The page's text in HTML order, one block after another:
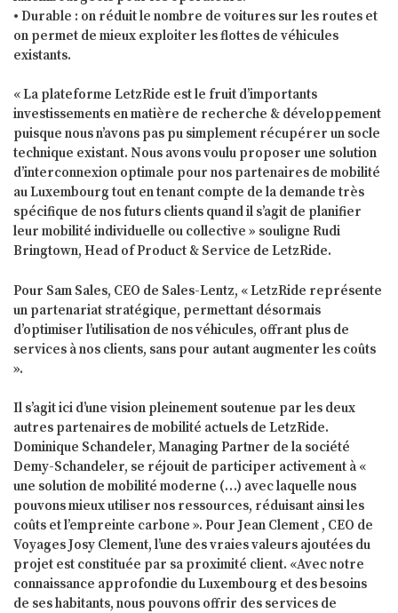
• Durable : on réduit le nombre de voitures sur les routes et
on permet de mieux exploiter les flottes de véhicules
existants.
« La plateforme LetzRide est le fruit d’importants
investissements en matière de recherche & développement
puisque nous n’avons pas pu simplement récupérer un socle
technique existant. Nous avons voulu proposer une solution
d’interconnexion optimale pour nos partenaires de mobilité
au Luxembourg tout en tenant compte de la demande très
spécifique de nos futurs clients quand il s’agit de planifier
leur mobilité individuelle ou collective » souligne Rudi
Bringtown, Head of Product & Service de LetzRide.
Pour Sam Sales, CEO de Sales-Lentz, « LetzRide représente
un partenariat stratégique, permettant désormais
d’optimiser l’utilisation de nos véhicules, offrant plus de
services à nos clients, sans pour autant augmenter les coûts
».
Il s’agit ici d’une vision pleinement soutenue par les deux
autres partenaires de mobilité actuels de LetzRide.
Dominique Schandeler, Managing Partner de la société
Demy-Schandeler, se réjouit de participer activement à «
une solution de mobilité moderne (…) avec laquelle nous
pouvons mieux utiliser nos ressources, réduisant ainsi les
coûts et l’empreinte carbone ». Pour Jean Clement , CEO de
Voyages Josy Clement, l’une des vraies valeurs ajoutées du
projet est constituée par sa proximité client. «Avec notre
connaissance approfondie du Luxembourg et des besoins
de ses habitants, nous pouvons offrir des services de